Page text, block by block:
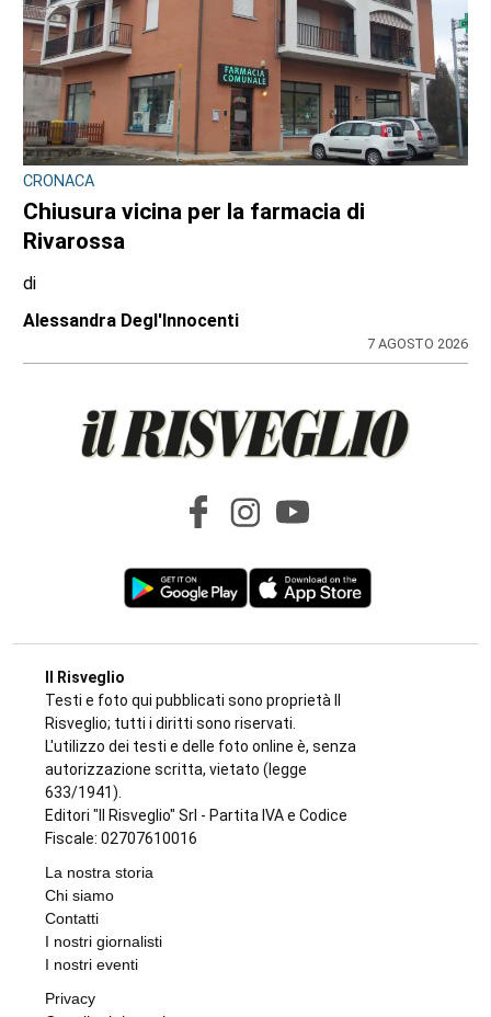
CRONACA
Chiusura vicina per la farmacia di
Rivarossa
di
Alessandra Degl'Innocenti
7 AGOSTO 2026
Il Risveglio
Testi e foto qui pubblicati sono proprietà Il
Risveglio; tutti i diritti sono riservati.
L'utilizzo dei testi e delle foto online è, senza
autorizzazione scritta, vietato (legge
633/1941).
Editori "Il Risveglio" Srl - Partita IVA e Codice
Fiscale: 02707610016
La nostra storia
Chi siamo
Contatti
I nostri giornalisti
I nostri eventi
Privacy